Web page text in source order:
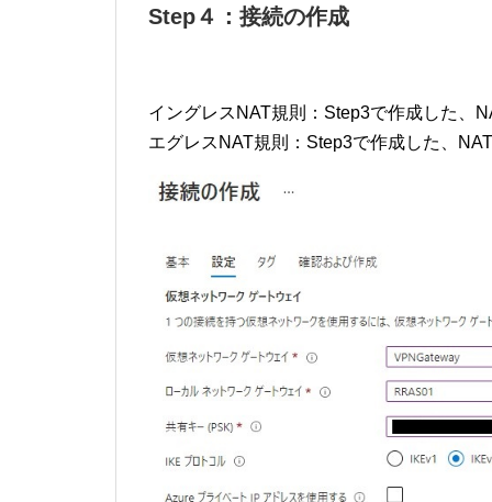
Step４：接続の作成
イングレスNAT規則：Step3で作成した、
エグレスNAT規則：Step3で作成した、